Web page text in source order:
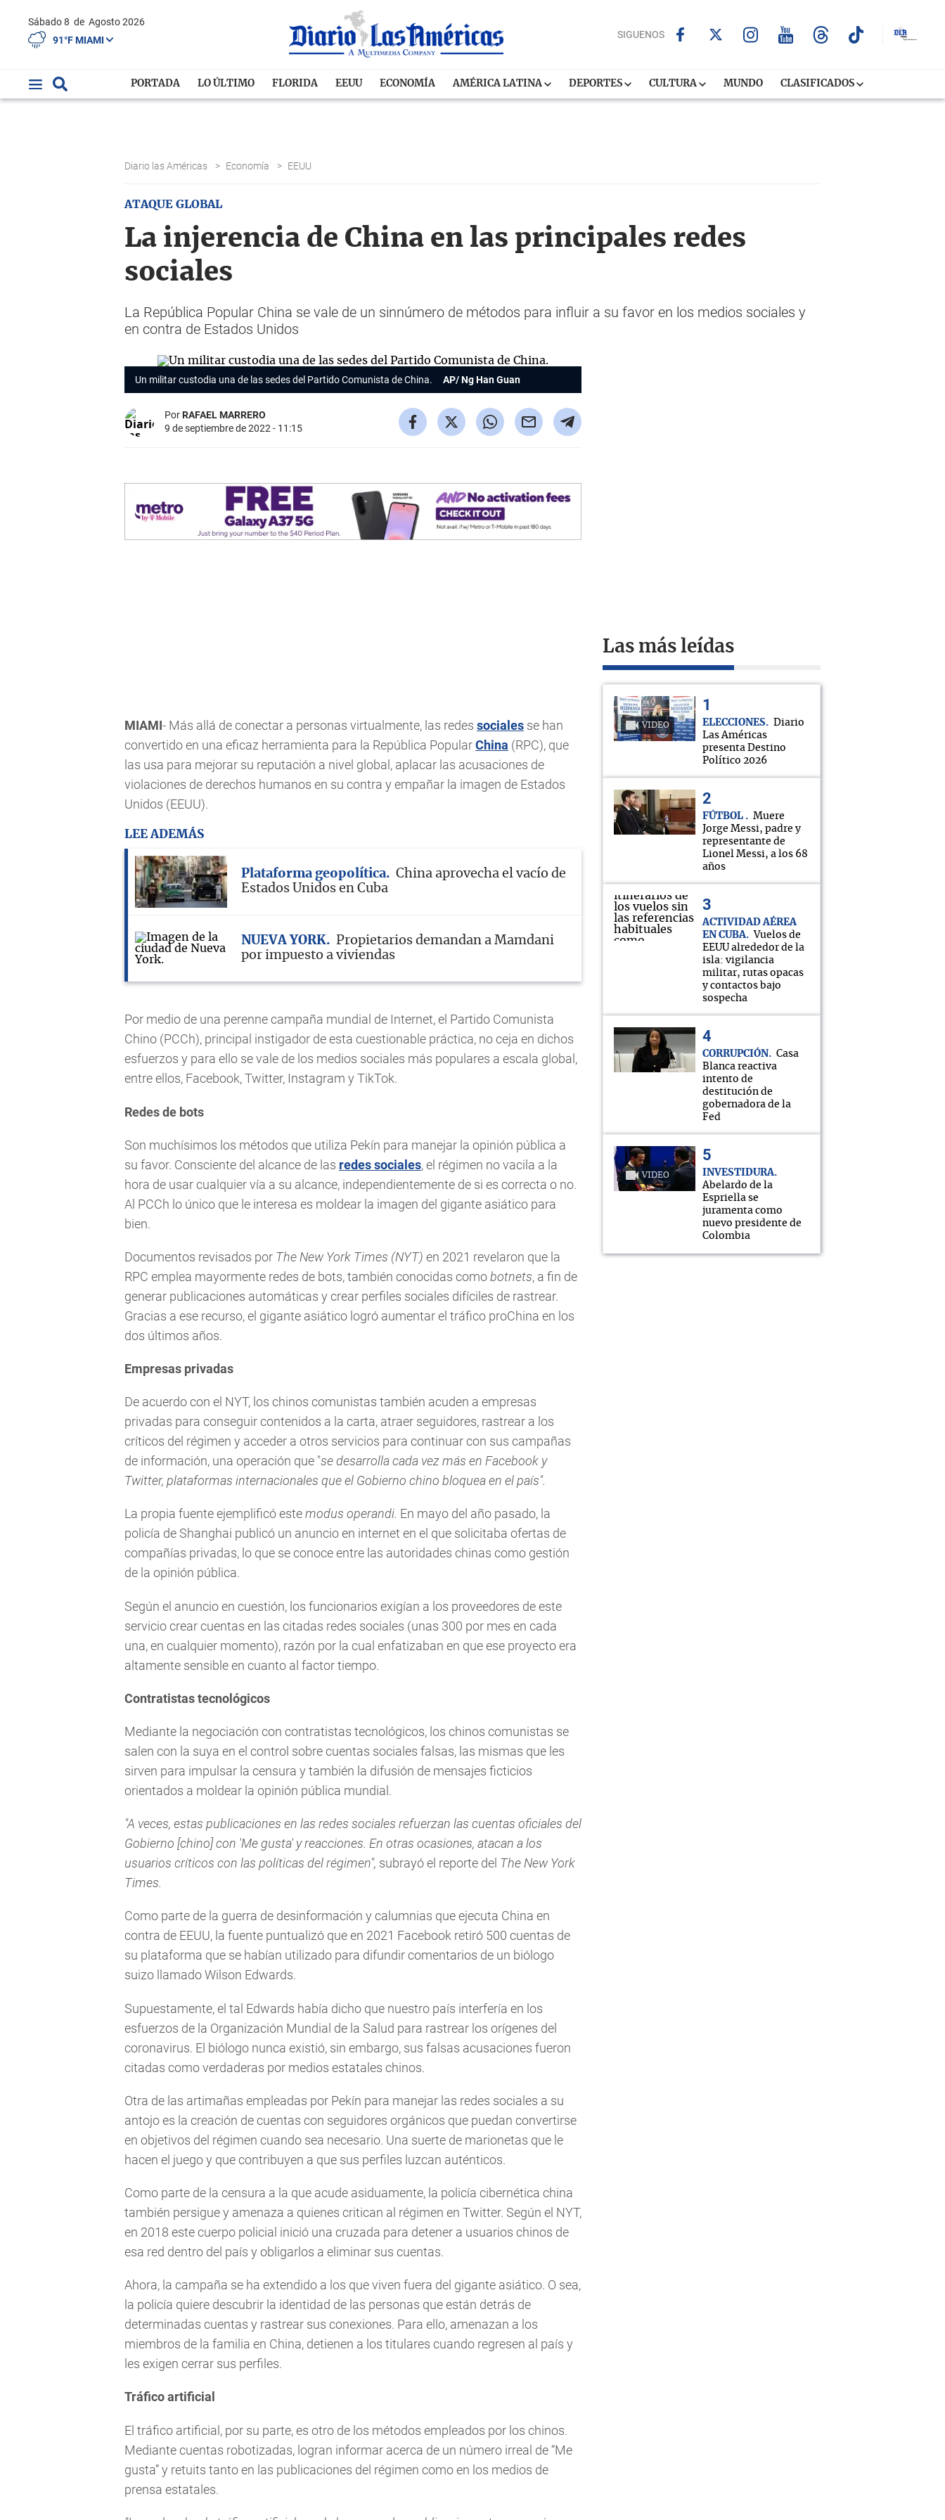
Sábado 8 de Agosto 2026
91°F MIAMI
SIGUENOS
PORTADA LO ÚLTIMO FLORIDA EEUU ECONOMÍA AMÉRICA LATINA DEPORTES CULTURA MUNDO CLASIFICADOS
Diario las Américas > Economía > EEUU
ATAQUE GLOBAL
La injerencia de China en las principales redes
sociales
La República Popular China se vale de un sinnúmero de métodos para influir a su favor en los medios sociales y
en contra de Estados Unidos
Un militar custodia una de las sedes del Partido Comunista de China. AP/ Ng Han Guan
PorRAFAEL MARRERO
9 de septiembre de 2022 - 11:15
MIAMI- Más allá de conectar a personas virtualmente, las redes sociales se han
convertido en una eficaz herramienta para la República PopularChina (RPC), que
las usa para mejorar su reputación a nivel global, aplacar las acusaciones de
violaciones de derechos humanos en su contra y empañar la imagen de Estados
Unidos (EEUU).
LEE ADEMÁS
Plataforma geopolítica
China aprovecha el vacío de
Estados Unidos en Cuba
NUEVA YORK
Propietarios demandan a Mamdani
por impuesto a viviendas
Por medio de una perenne campaña mundial de Internet, el Partido Comunista
Chino (PCCh), principal instigador de esta cuestionable práctica, no ceja en dichos
esfuerzos y para ello se vale de los medios sociales más populares a escala global,
entre ellos, Facebook, Twitter, Instagram y TikTok.
Redes de bots
Son muchísimos los métodos que utiliza Pekín para manejar la opinión pública a
su favor. Consciente del alcance de las redes sociales, el régimen no vacila a la
hora de usar cualquier vía a su alcance, independientemente de si es correcta o no.
Al PCCh lo único que le interesa es moldear la imagen del gigante asiático para
bien.
Documentos revisados por The New York Times (NYT) en 2021 revelaron que la
RPC emplea mayormente redes de bots, también conocidas comobotnets, a fin de
generar publicaciones automáticas y crear perfiles sociales difíciles de rastrear.
Gracias a ese recurso, el gigante asiático logró aumentar el tráfico proChina en los
dos últimos años.
Empresas privadas
De acuerdo con el NYT, los chinos comunistas también acuden a empresas
privadas para conseguir contenidos a la carta, atraer seguidores, rastrear a los
críticos del régimen y acceder a otros servicios para continuar con sus campañas
de información, una operación que "se desarrolla cada vez más en Facebook y
Twitter, plataformas internacionales que el Gobierno chino bloquea en el país".
La propia fuente ejemplificó estemodus operandi. En mayo del año pasado, la
policía de Shanghai publicó un anuncio en internet en el que solicitaba ofertas de
compañías privadas, lo que se conoce entre las autoridades chinas como gestión
de la opinión pública.
Según el anuncio en cuestión, los funcionarios exigían a los proveedores de este
servicio crear cuentas en las citadas redes sociales (unas 300 por mes en cada
una, en cualquier momento), razón por la cual enfatizaban en que ese proyecto era
altamente sensible en cuanto al factor tiempo.
Contratistas tecnológicos
Mediante la negociación con contratistas tecnológicos, los chinos comunistas se
salen con la suya en el control sobre cuentas sociales falsas, las mismas que les
sirven para impulsar la censura y también la difusión de mensajes ficticios
orientados a moldear la opinión pública mundial.
"A veces, estas publicaciones en las redes sociales refuerzan las cuentas oficiales del
Gobierno [chino] con 'Me gusta' y reacciones. En otras ocasiones, atacan a los
usuarios críticos con las políticas del régimen", subrayó el reporte del The New York
Times.
Como parte de la guerra de desinformación y calumnias que ejecuta China en
contra de EEUU, la fuente puntualizó que en 2021 Facebook retiró 500 cuentas de
su plataforma que se habían utilizado para difundir comentarios de un biólogo
suizo llamado Wilson Edwards.
Supuestamente, el tal Edwards había dicho que nuestro país interfería en los
esfuerzos de la Organización Mundial de la Salud para rastrear los orígenes del
coronavirus. El biólogo nunca existió, sin embargo, sus falsas acusaciones fueron
citadas como verdaderas por medios estatales chinos.
Otra de las artimañas empleadas por Pekín para manejar las redes sociales a su
antojo es la creación de cuentas con seguidores orgánicos que puedan convertirse
en objetivos del régimen cuando sea necesario. Una suerte de marionetas que le
hacen el juego y que contribuyen a que sus perfiles luzcan auténticos.
Como parte de la censura a la que acude asiduamente, la policía cibernética china
también persigue y amenaza a quienes critican al régimen en Twitter. Según el NYT,
en 2018 este cuerpo policial inició una cruzada para detener a usuarios chinos de
esa red dentro del país y obligarlos a eliminar sus cuentas.
Ahora, la campaña se ha extendido a los que viven fuera del gigante asiático. O sea,
la policía quiere descubrir la identidad de las personas que están detrás de
determinadas cuentas y rastrear sus conexiones. Para ello, amenazan a los
miembros de la familia en China, detienen a los titulares cuando regresen al país y
les exigen cerrar sus perfiles.
Tráfico artificial
El tráfico artificial, por su parte, es otro de los métodos empleados por los chinos.
Mediante cuentas robotizadas, logran informar acerca de un número irreal de “Me
gusta” y retuits tanto en las publicaciones del régimen como en los medios de
prensa estatales.
Las más leídas
VIDEO ELECCIONES
Diario
Las Américas
presenta Destino
Político 2026
FÚTBOL
Muere
Jorge Messi, padre y
representante de
Lionel Messi, a los 68
años
ACTIVIDAD AÉREA
EN CUBA
Vuelos de
EEUU alrededor de la
isla: vigilancia
militar, rutas opacas
y contactos bajo
sospecha
CORRUPCIÓN
Casa
Blanca reactiva
intento de
destitución de
gobernadora de la
Fed
VIDEO
INVESTIDURA
Abelardo de la
Espriella se
juramenta como
nuevo presidente de
Colombia